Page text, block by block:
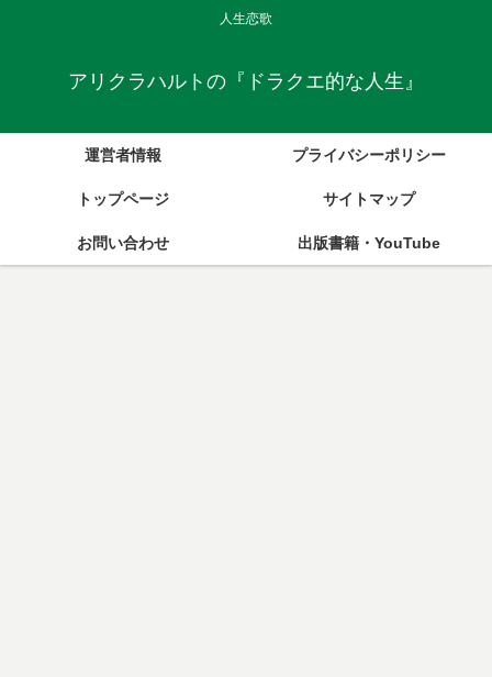
人生恋歌
アリクラハルトの『ドラクエ的な人生』
運営者情報 プライバシーポリシー
トップページ サイトマップ
お問い合わせ 出版書籍・YouTube